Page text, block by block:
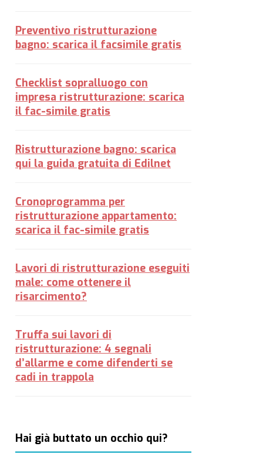
Preventivo ristrutturazione
bagno: scarica il facsimile gratis
Checklist sopralluogo con
impresa ristrutturazione: scarica
il fac-simile gratis
Ristrutturazione bagno: scarica
qui la guida gratuita di Edilnet
Cronoprogramma per
ristrutturazione appartamento:
scarica il fac-simile gratis
Lavori di ristrutturazione eseguiti
male: come ottenere il
risarcimento?
Truffa sui lavori di
ristrutturazione: 4 segnali
d’allarme e come difenderti se
cadi in trappola
Hai già buttato un occhio qui?